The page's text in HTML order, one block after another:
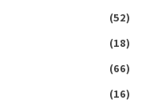
(52)
(18)
(66)
(16)